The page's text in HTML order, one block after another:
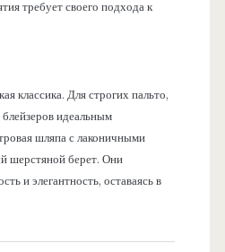
требует своего подхода к
классика. Для строгих пальто,
идеальным
шляпа с лаконичными
шерстяной берет. Они
и элегантность, оставаясь в